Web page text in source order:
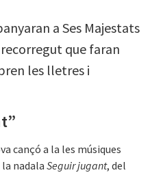
a Ses Majestats
que faran
les lletres i
cançó a la les músiques
nadala Seguir jugant, del